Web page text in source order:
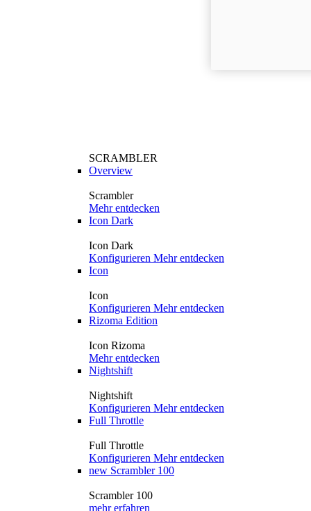
SCRAMBLER
Overview
Scrambler
Mehr entdecken
Icon Dark
Icon Dark
Konfigurieren Mehr entdecken
Icon
Icon
Konfigurieren Mehr entdecken
Rizoma Edition
Icon Rizoma
Mehr entdecken
Nightshift
Nightshift
Konfigurieren Mehr entdecken
Full Throttle
Full Throttle
Konfigurieren Mehr entdecken
new Scrambler 100
Scrambler 100
mehr erfahren